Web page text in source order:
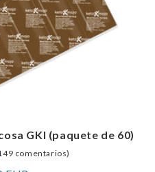
GKI (paquete de 60)
comentarios)